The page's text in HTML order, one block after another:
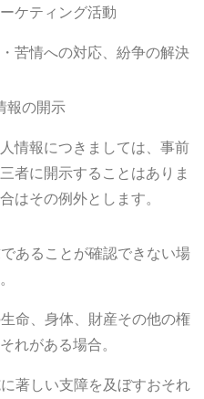
ケティング活動
苦情への対応、紛争の解決
報の開示
情報につきましては、事前
者に開示することはありま
はその例外とします。
あることが確認できない場
命、身体、財産その他の権
れがある場合。
著しい支障を及ぼすおそれ